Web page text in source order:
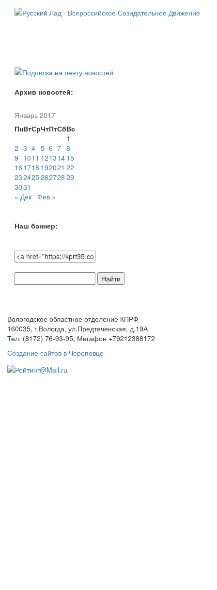
Архив новостей:
Январь 2017
ПнВтСрЧтПтСбВс
1
2 3 4 5 6 7 8
9 1011 121314 15
16 1718 192021 22
232425262728 29
3031
« Дек Фев »
Наш баннер:
по
Вологодское областное отделение КПРФ
160035, г.Вологда, ул.Предтеченская, д.19А
Тел. (8172) 76-93-95, Мегафон +79212388172
Создание сайтов в Череповце